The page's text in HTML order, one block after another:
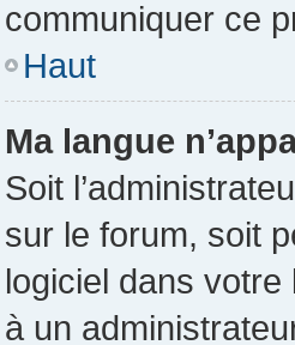
communiquer ce
Haut
Ma langue
Soit
sur le forum, soit
logiciel dans
à un